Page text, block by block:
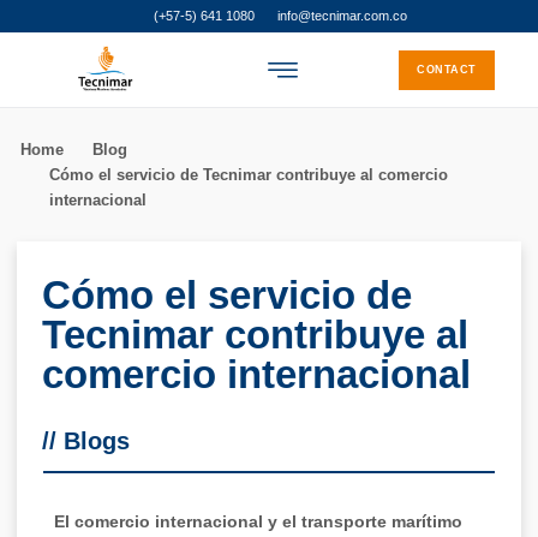
(+57-5) 641 1080 info@tecnimar.com.co
CONTACT
Home
Blog
Cómo el servicio de Tecnimar contribuye al comercio
internacional
Cómo el servicio de
Tecnimar contribuye al
comercio internacional
// Blogs
El comercio internacional y el transporte marítimo